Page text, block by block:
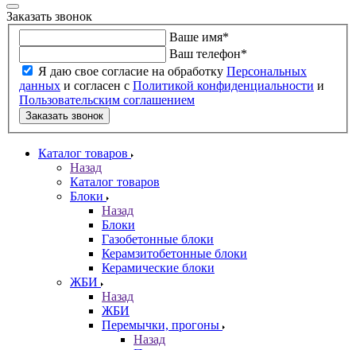
Заказать звонок
Ваше имя*
Ваш телефон*
Я даю свое согласие на обработку Персональных
данных и согласен с Политикой конфиденциальности и
Пользовательским соглашением
Заказать звонок
Каталог товаров
Назад
Каталог товаров
Блоки
Назад
Блоки
Газобетонные блоки
Керамзитобетонные блоки
Керамические блоки
ЖБИ
Назад
ЖБИ
Перемычки, прогоны
Назад